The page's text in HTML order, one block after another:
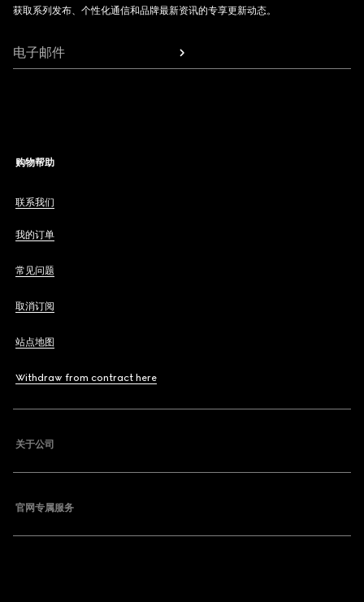
获取系列发布、个性化通信和品牌最新资讯的专享更新动态。
电子邮件
购物帮助
联系我们
我的订单
常见问题
取消订阅
站点地图
Withdraw from contract here
关于公司
官网专属服务